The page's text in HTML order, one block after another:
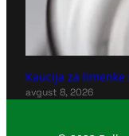
Kaucija za
avgust 8, 2026